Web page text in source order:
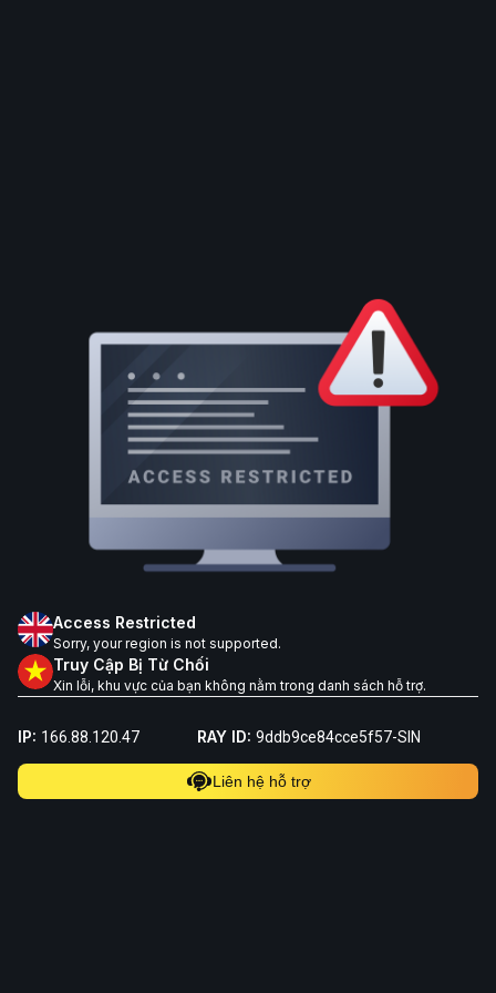
Access Restricted
Sorry, your region is not supported.
Truy Cập Bị Từ Chối
Xin lỗi, khu vực của bạn không nằm trong danh sách hỗ trợ.
IP: 166.88.120.47 RAY ID: 9ddb9ce84cce5f57-SIN
Liên hệ hỗ trợ